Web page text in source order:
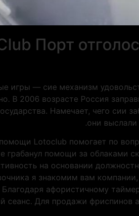
Порт
игры — сие механизм
В 2006 возрасте Россия
Намечает, чего сии
они
Lotoclub помогает по
грабанул помощи за облаками
на основании
я знакомим вам
Благодаря афористичному
сеанс. Для продажи фриспинов